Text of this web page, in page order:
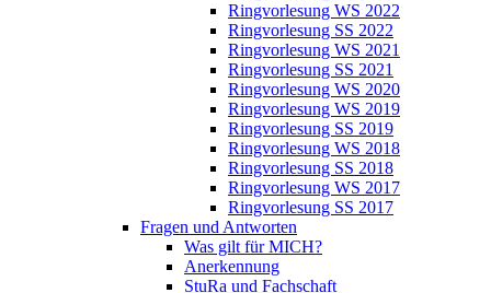
Ringvorlesung WS 2022
Ringvorlesung SS 2022
Ringvorlesung WS 2021
Ringvorlesung SS 2021
Ringvorlesung WS 2020
Ringvorlesung WS 2019
Ringvorlesung SS 2019
Ringvorlesung WS 2018
Ringvorlesung SS 2018
Ringvorlesung WS 2017
Ringvorlesung SS 2017
Fragen und Antworten
Was gilt für MICH?
Anerkennung
StuRa und Fachschaft